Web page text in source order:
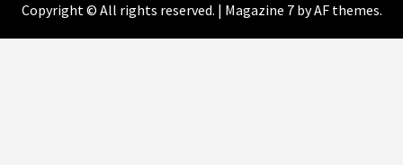
Copyright © All rights reserved. | Magazine 7by AF themes.